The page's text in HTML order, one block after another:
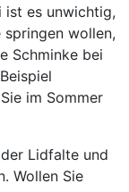
ist es unwichtig,
wollen,
Schminke bei
im Sommer
Lidfalte und
Wollen Sie